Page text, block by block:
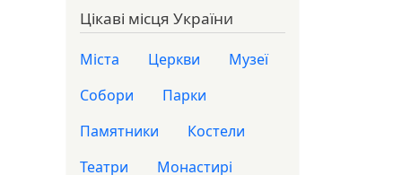
Цікаві місця України
Міста Церкви
Музеї
Собори
Парки
Памятники
Костели
Театри
Монастирі